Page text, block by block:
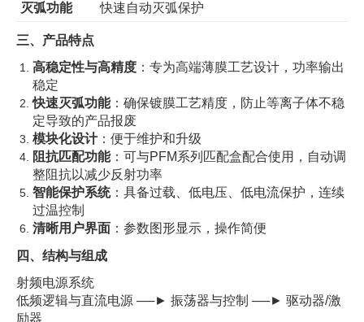
灭弧功能
快速自动灭弧保护
三、产品特点
高稳定性与高精度 ：专为高端薄膜工艺设计，功率输出
稳定
快速灭弧功能：确保镀膜工艺精度，防止等离子体不稳
定导致的产品报废
模块化设计：便于维护和升级
阻抗匹配功能：可与PFM系列匹配盒配合使用，自动调
整阻抗以减少反射功率
智能保护系统：具备过载、低电压、低电流保护，连续
过温控制
清晰用户界面 ：参数图形显示，操作简便
四、结构与组成
射频电源系统
低频逻辑与直流电源 ──► 振荡器与控制 ──► 驱动器/激
励器